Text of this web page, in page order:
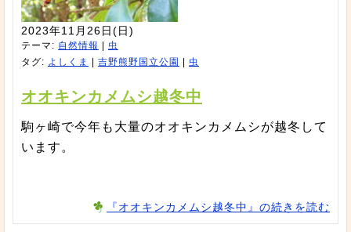
2023年11月26日(日)
テーマ: 自然情報
虫
タグ: よしくま 吉野熊野国立公園 虫
オオキンカメムシ越冬中
駒ヶ崎で今年も大量のオオキンカメムシが越冬して
います。
『オオキンカメムシ越冬中』の続きを読む